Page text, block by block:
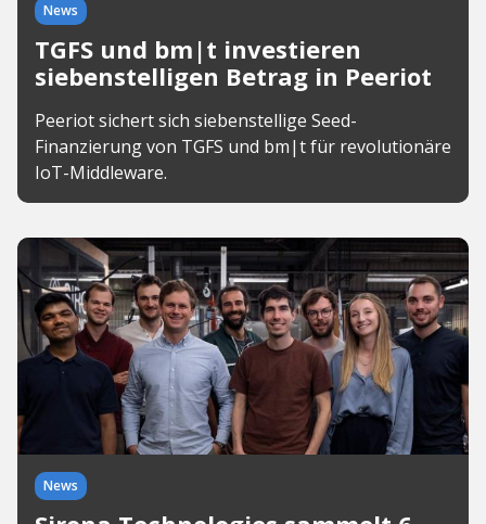
News
TGFS und bm|t investieren
siebenstelligen Betrag in Peeriot
Peeriot sichert sich siebenstellige Seed-
Finanzierung von TGFS und bm|t für revolutionäre
IoT-Middleware.
News